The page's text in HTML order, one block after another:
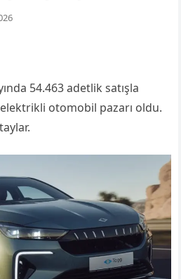
54.463 adetlik satışla
elektrikli otomobil pazarı oldu.